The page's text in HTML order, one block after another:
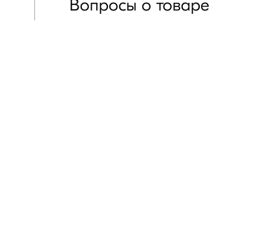
Вопросы о товаре